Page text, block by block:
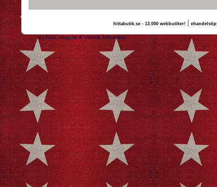
hittabutik.se - 13.000 webbutiker!|
(c) 2011, nogg.se & Viktoria Johansson